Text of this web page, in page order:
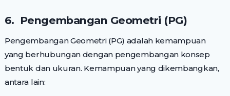
6. Pengembangan Geometri (PG)
Pengembangan Geometri (PG) adalah kemampuan
yang berhubungan dengan pengembangan konsep
bentuk dan ukuran. Kemampuan yang dikembangkan,
antara lain: